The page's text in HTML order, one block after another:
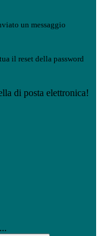
un messaggio
il reset della password
di posta elettronica!